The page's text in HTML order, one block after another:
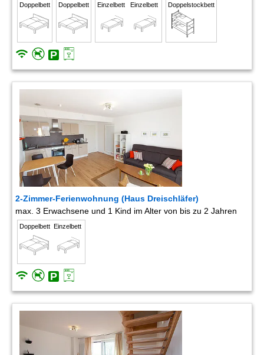
Doppelbett Doppelbett Einzelbett Einzelbett Doppelstockbett
2-Zimmer-Ferienwohnung (Haus Dreischläfer)
max. 3 Erwachsene und 1 Kind im Alter von bis zu 2 Jahren
Doppelbett Einzelbett